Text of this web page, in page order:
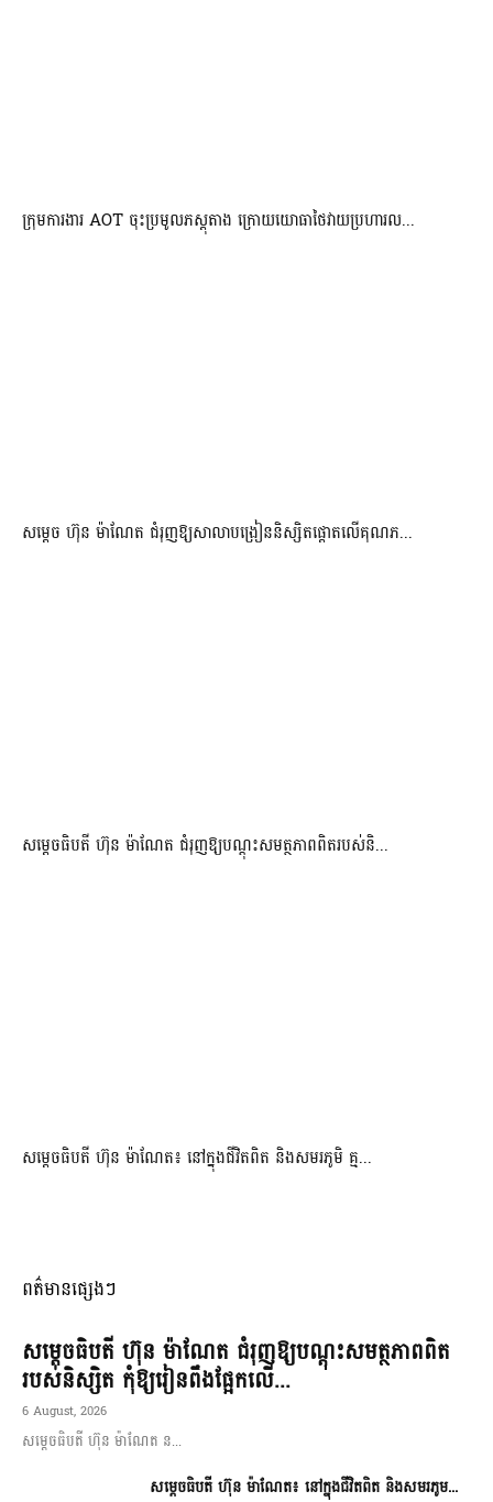
ក្រុមការងារ AOT ចុះប្រមូលភស្តុតាង ក្រោយយោធាថៃវាយប្រហារល...
សម្តេច ហ៊ុន ម៉ាណែត ជំរុញឱ្យសាលាបង្រៀននិស្សិតផ្តោតលើគុណភ...
សម្តេចធិបតី ហ៊ុន ម៉ាណែត ជំរុញឱ្យបណ្តុះសមត្ថភាពពិតរបស់និ...
សម្តេចធិបតី ហ៊ុន ម៉ាណែត៖ នៅក្នុងជីវិតពិត និងសមរភូមិ គ្ម...
ពត៌មានផ្សេងៗ
សម្តេចធិបតី ហ៊ុន ម៉ាណែត ជំរុញឱ្យបណ្តុះសមត្ថភាពពិត
របស់និស្សិត កុំឱ្យរៀនពឹងផ្អែកលើ...
6 August, 2026
សម្តេចធិបតី ហ៊ុន ម៉ាណែត ន...
សម្តេចធិបតី ហ៊ុន ម៉ាណែត៖ នៅក្នុងជីវិតពិត និងសមរភូម...